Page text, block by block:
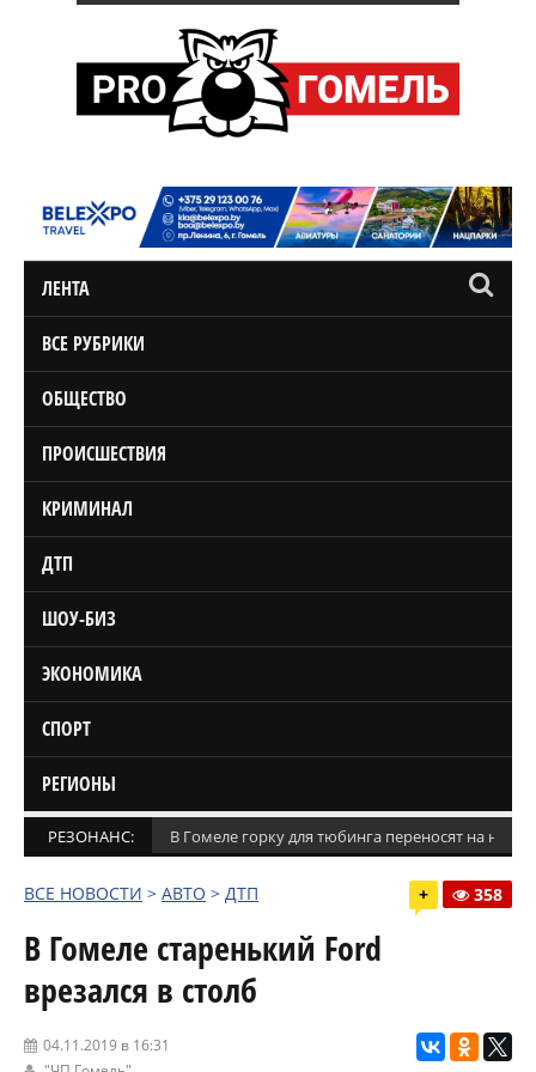
ЛЕНТА
ВСЕ РУБРИКИ
ОБЩЕСТВО
ПРОИСШЕСТВИЯ
КРИМИНАЛ
ДТП
ШОУ-БИЗ
ЭКОНОМИКА
СПОРТ
РЕГИОНЫ
РЕЗОНАНС: В Гомеле горку для тюбинга переносят на
ВСЕ НОВОСТИ > АВТО > ДТП + 358
В Гомеле старенький Ford
врезался в столб
04.11.2019 в 16:31